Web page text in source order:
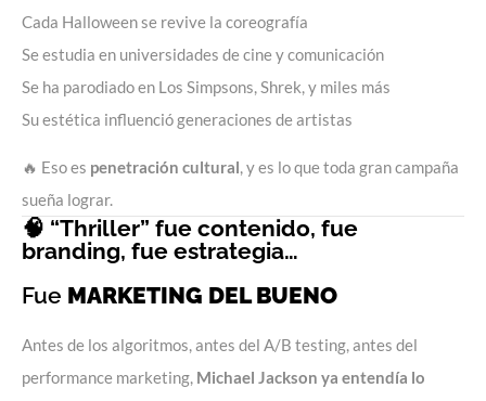
Cada Halloween se revive la coreografía
Se estudia en universidades de cine y comunicación
Se ha parodiado en Los Simpsons, Shrek, y miles más
Su estética influenció generaciones de artistas
🔥 Eso es penetración cultural, y es lo que toda gran campaña
sueña lograr.
🧠 “Thriller” fue contenido, fue
branding, fue estrategia…
Fue MARKETING DEL BUENO
Antes de los algoritmos, antes del A/B testing, antes del
performance marketing, Michael Jackson ya entendía lo